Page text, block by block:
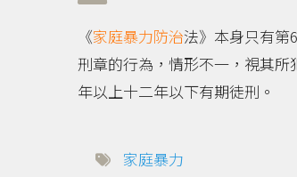
《家庭暴力防治法》本身只有第
刑章的行為，情形不一，視其
年以上十二年以下有期徒刑。
家庭暴力